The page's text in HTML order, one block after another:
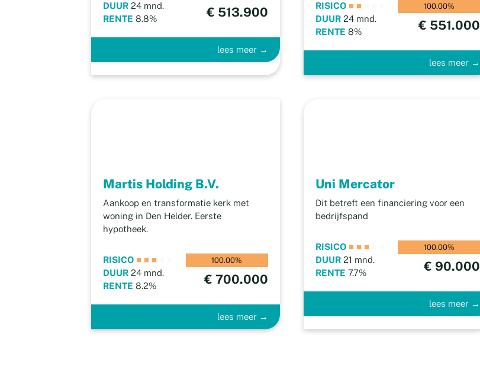
DUUR 24 mnd.
RENTE 8.8% € 513.900
lees meer →
RISICO ■ ■
DUUR24 mnd.
RENTE 8%
100.00%
€ 551.000
lees meer →
Martis Holding B.V.
Aankoop en transformatie kerk met
woning in Den Helder. Eerste
hypotheek.
RISICO ■ ■ ■
DUUR 24 mnd.
RENTE 8.2%
100.00%
€ 700.000
lees meer →
Uni Mercator
Dit betreft een financiering voor een
bedrijfspand
RISICO ■ ■ ■
DUUR21 mnd.
RENTE 7.7%
100.00%
€ 90.000
lees meer →